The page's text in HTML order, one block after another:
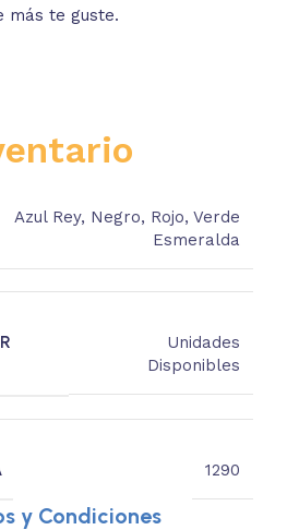
más te guste.
Azul Rey, Negro, Rojo,Verde
Esmeralda
Unidades
Disponibles
1290
y Condiciones